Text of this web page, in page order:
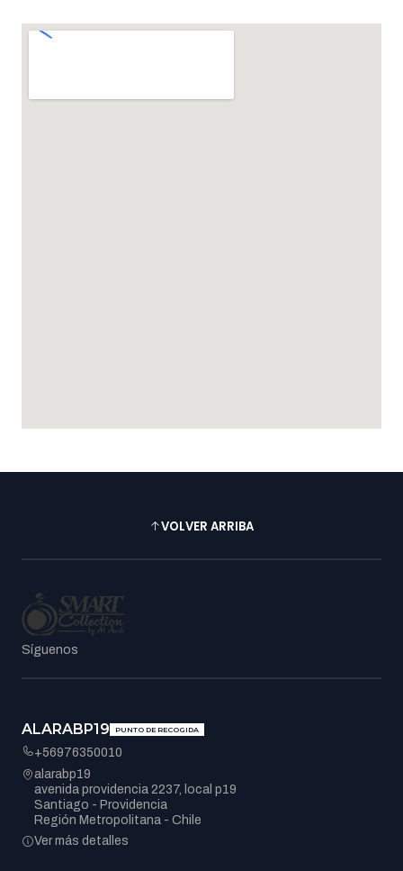
VOLVER ARRIBA
Síguenos
ALARABP19 PUNTO DE RECOGIDA
+56976350010
alarabp19
avenida providencia 2237, local p19
Santiago - Providencia
Región Metropolitana - Chile
Ver más detalles